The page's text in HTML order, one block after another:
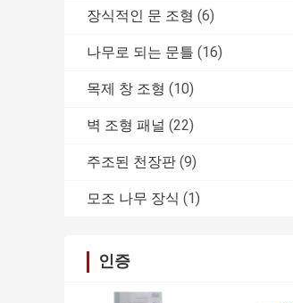
장식적인 문 조형 (6)
나무로 되는 문틀 (16)
목제 창 조형 (10)
벽 조형 패널 (22)
주조된 천장판 (9)
모조 나무 장식 (1)
인증